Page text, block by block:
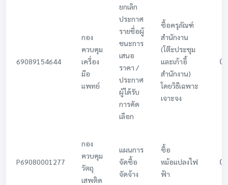
69089154644
กอง
ควบคุม
เครื่อง
มือ
แพทย์
ยกเลิก
ประกาศ
รายชื่อผู้
ชนะการ
เสนอ
ราคา /
ประกาศ
ผู้ได้รับ
การคัด
เลือก
ซื้อครุภัณฑ์
สำนักงาน
(โต๊ะประชุม
และเก้าอี้
สำนักงาน)
โดยวิธีเฉพาะ
เจาะจง
P69080001277
กอง
ควบคุม
วัตถุ
เสพติด
แผนการ
จัดซื้อ
จัดจ้าง
ซื้อ
หม้อแปลงไฟ
ฟ้า